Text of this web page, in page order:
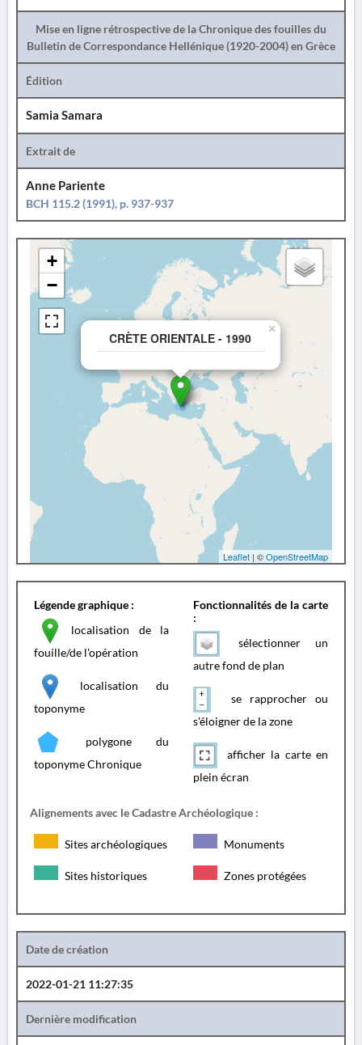
Mise en ligne rétrospective de la Chronique des fouilles du
Bulletin de Correspondance Hellénique (1920-2004) en Grèce
Édition
Samia Samara
Extrait de
Anne Pariente
BCH 115.2 (1991), p. 937-937
CRÈTE ORIENTALE - 1990
×
+
−
Leaflet | ©OpenStreetMap
Légende graphique :
localisation de la
fouille/de l'opération
localisation du
toponyme
polygone du
toponyme Chronique
Fonctionnalités de la carte
:
sélectionner un
autre fond de plan
se rapprocher ou
s'éloigner de la zone
afficher la carte en
plein écran
Alignements avec le Cadastre Archéologique :
Sites archéologiques Monuments
Sites historiques Zones protégées
Date de création
2022-01-21 11:27:35
Dernière modification